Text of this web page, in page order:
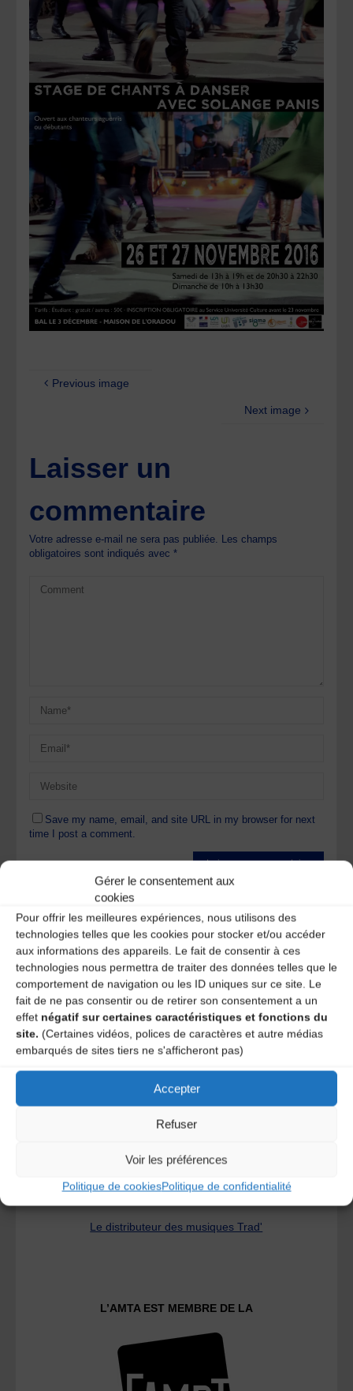
Gérer le consentement aux
cookies
Pour offrir les meilleures expériences, nous utilisons des
technologies telles que les cookies pour stocker et/ou accéder
aux informations des appareils. Le fait de consentir à ces
technologies nous permettra de traiter des données telles que le
comportement de navigation ou les ID uniques sur ce site. Le
fait de ne pas consentir ou de retirer son consentement a un
effet négatif sur certaines caractéristiques et fonctions du
site. (Certaines vidéos, polices de caractères et autre médias
embarqués de sites tiers ne s'afficheront pas)
Accepter
Refuser
Voir les préférences
Politique de cookiesPolitique de confidentialité
Previous image
Next image
Laisser un
commentaire
Votre adresse e-mail ne sera pas publiée. Les champs
obligatoires sont indiqués avec*
Save my name, email, and site URL in my browser for next
time I post a comment.
Ce site utilise Akismet pour réduire les indésirables.
commentaires sont traitées.
A DECOUVRIR :
Le distributeur des musiques Trad'
L’AMTA EST MEMBRE DE LA